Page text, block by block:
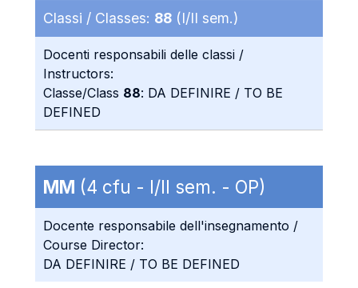
Classi / Classes: 88 (I/II sem.)
Docenti responsabili delle classi /
Instructors:
Classe/Class 88: DA DEFINIRE / TO BE
DEFINED
MM (4 cfu - I/II sem. - OP)
Docente responsabile dell'insegnamento /
Course Director:
DA DEFINIRE / TO BE DEFINED